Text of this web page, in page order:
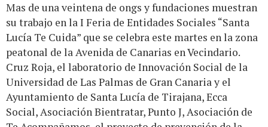
Mas de una veintena de ongs y fundaciones muestran
su trabajo en la I Feria de Entidades Sociales “Santa
Lucía Te Cuida” que se celebra este martes en la zona
peatonal de la Avenida de Canarias en Vecindario.
Cruz Roja, el laboratorio de Innovación Social de la
Universidad de Las Palmas de Gran Canaria y el
Ayuntamiento de Santa Lucía de Tirajana, Ecca
Social, Asociación Bientratar, Punto J, Asociación de